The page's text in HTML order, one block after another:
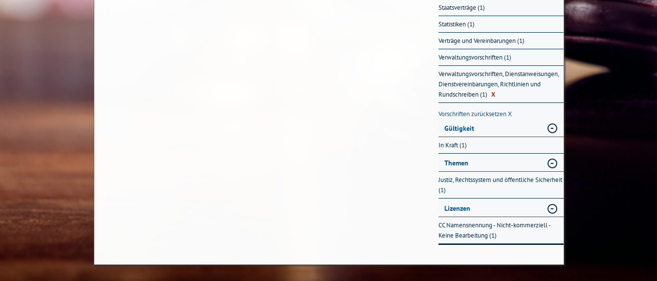
Staatsverträge (1)
Statistiken (1)
Verträge und Vereinbarungen (1)
Verwaltungsvorschriften (1)
Verwaltungsvorschriften, Dienstanweisungen,
Dienstvereinbarungen, Richtlinien und
Rundschreiben (1) X
Vorschriften zurücksetzenX
Gültigkeit
In Kraft (1)
Themen
Justiz, Rechtssystem und öffentliche Sicherheit
(1)
Lizenzen
CC Namensnennung - Nicht-kommerziell -
Keine Bearbeitung (1)